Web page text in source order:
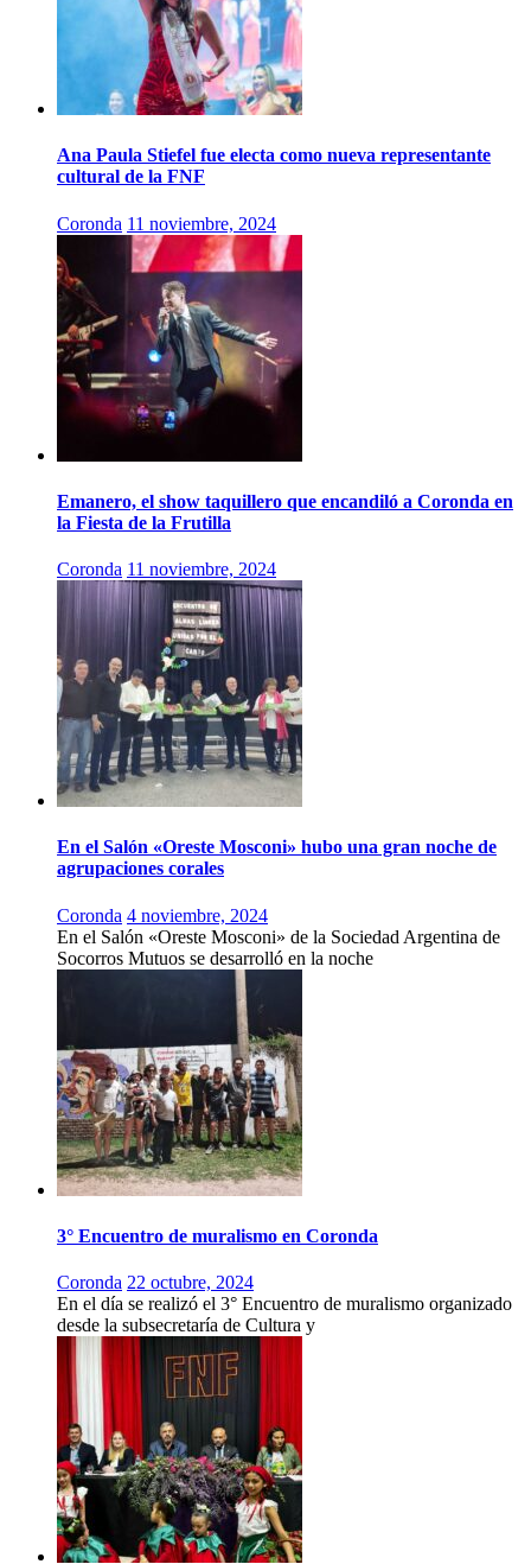
Ana Paula Stiefel fue electa como nueva representante
cultural de la FNF
Coronda 11 noviembre, 2024
Emanero, el show taquillero que encandiló a Coronda en
la Fiesta de la Frutilla
Coronda 11 noviembre, 2024
En el Salón «Oreste Mosconi» hubo una gran noche de
agrupaciones corales
Coronda 4 noviembre, 2024
En el Salón «Oreste Mosconi» de la Sociedad Argentina de
Socorros Mutuos se desarrolló en la noche
3° Encuentro de muralismo en Coronda
Coronda 22 octubre, 2024
En el día se realizó el 3° Encuentro de muralismo organizado
desde la subsecretaría de Cultura y